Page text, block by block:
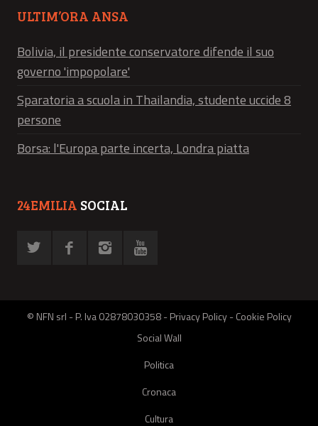
ULTIM’ORA ANSA
Bolivia, il presidente conservatore difende il suo
governo 'impopolare'
Sparatoria a scuola in Thailandia, studente uccide 8
persone
Borsa: l'Europa parte incerta, Londra piatta
24EMILIA SOCIAL
© NFN srl - P. Iva 02878030358 -Privacy Policy-Cookie Policy
Social Wall
Politica
Cronaca
Cultura